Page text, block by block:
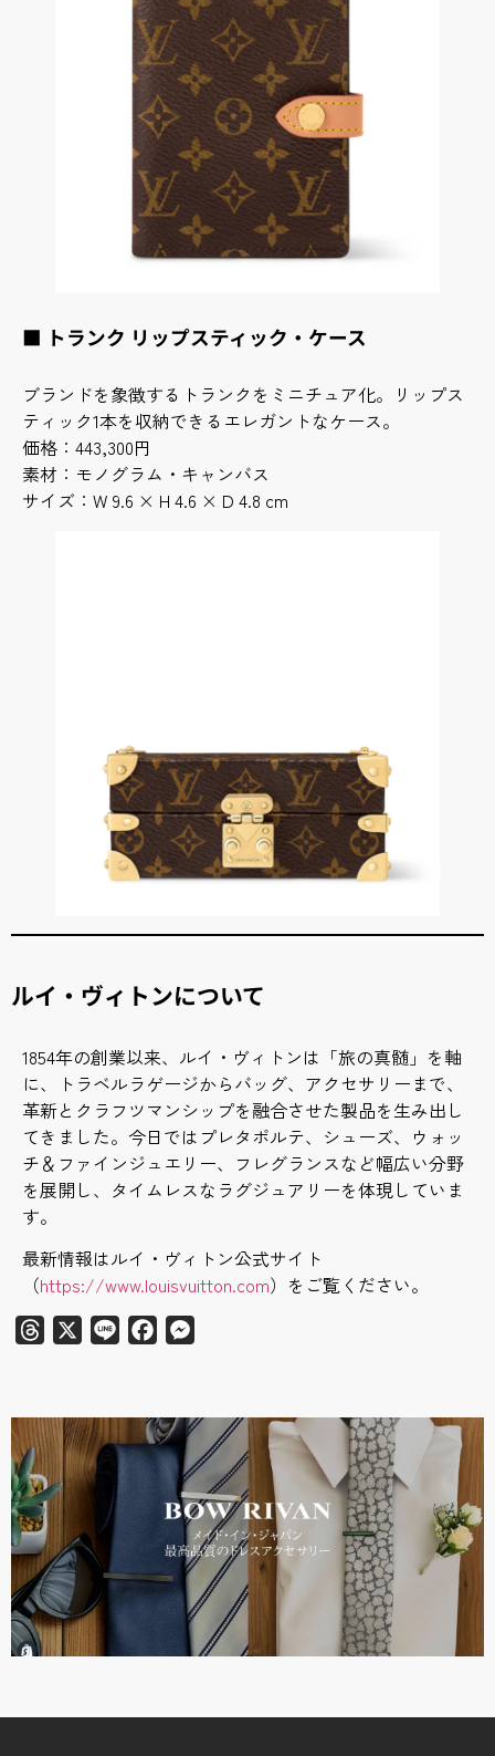
■ トランク リップスティック・ケース
ブランドを象徴するトランクをミニチュア化。リップス
ティック1本を収納できるエレガントなケース。
価格：443,300円
素材：モノグラム・キャンバス
サイズ：W 9.6 × H 4.6 × D 4.8 cm
ルイ・ヴィトンについて
1854年の創業以来、ルイ・ヴィトンは「旅の真髄」を軸
に、トラベルラゲージからバッグ、アクセサリーまで、
革新とクラフツマンシップを融合させた製品を生み出し
てきました。今日ではプレタポルテ、シューズ、ウォッ
チ＆ファインジュエリー、フレグランスなど幅広い分野
を展開し、タイムレスなラグジュアリーを体現していま
す。
最新情報はルイ・ヴィトン公式サイト
（https://www.louisvuitton.com）をご覧ください。
Threads
Line Facebook